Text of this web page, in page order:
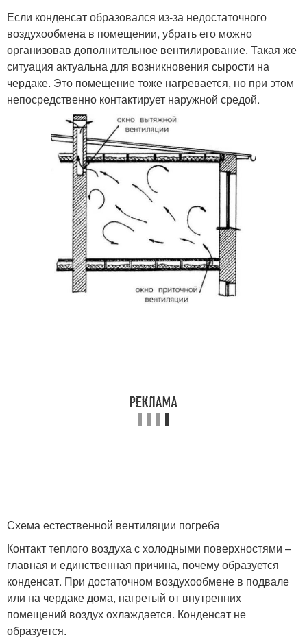
Если конденсат образовался из-за недостаточного
воздухообмена в помещении, убрать его можно
организовав дополнительное вентилирование. Такая же
ситуация актуальна для возникновения сырости на
чердаке. Это помещение тоже нагревается, но при этом
непосредственно контактирует наружной средой.
Схема естественной вентиляции погреба
Контакт теплого воздуха с холодными поверхностями –
главная и единственная причина, почему образуется
конденсат. При достаточном воздухообмене в подвале
или на чердаке дома, нагретый от внутренних
помещений воздух охлаждается. Конденсат не
образуется.